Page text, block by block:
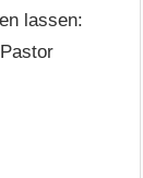
lassen: